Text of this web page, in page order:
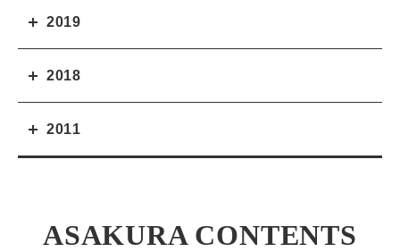
2019
2018
2011
ASAKURA CONTENTS